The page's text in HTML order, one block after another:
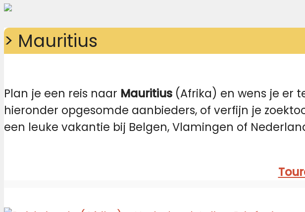
> Mauritius
Plan je een reis naar Mauritius (Afrika) en wens je er
hieronder opgesomde aanbieders, of verfijn je
een leuke vakantie bij Belgen, Vlamingen of